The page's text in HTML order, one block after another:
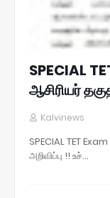
SPECIAL
ஆசிரியர்
Kalvinews
SPECIAL TET
அறிவிப்பு !! உச்…